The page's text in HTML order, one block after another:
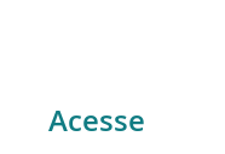
Acesse